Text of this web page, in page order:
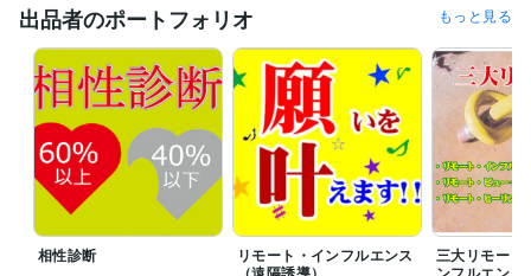
✅ 高評価はすごくすごく嬉しく大喜びします(^^♪
経験職種
コンサルタント / 組織・人事コンサルタント 経験年数 : 7年
得意分野
占い 算命学・統計学・ユング心理学Loop理論
算命学 復縁 鬱 弱メンタル 占い 恋愛 相性 ふくえん
悩み相談・カウンセリング リモート・インフルエンス（遠隔誘導）
パラレルワールド 引寄せ リモート・インフルエ 遠隔誘導
復縁
ふくえん
婚活
出品者のポートフォリオ もっと見る
相性診断
リモート・インフルエンス
三大リモート